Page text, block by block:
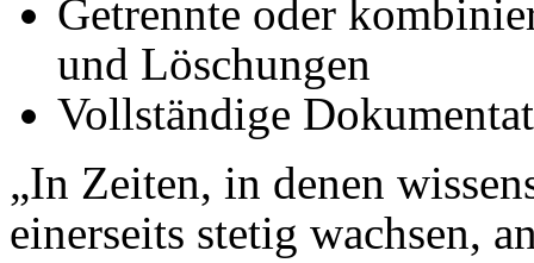
Getrennte oder
und Löschungen
Vollständige
„In Zeiten, in denen
einerseits stetig wachsen,